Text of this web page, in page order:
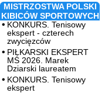
MISTRZOSTWA POLSKI
KIBICÓW SPORTOWYCH
KONKURS. Tenisowy
ekspert - czterech
zwycięzców
PIŁKARSKI EKSPERT
MŚ 2026. Marek
Dziarski laureatem
KONKURS. Tenisowy
ekspert